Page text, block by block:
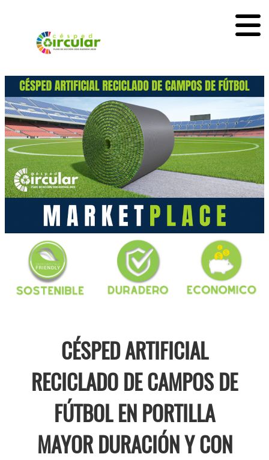
CÉSPED ARTIFICIAL
RECICLADO DE CAMPOS DE
FÚTBOL EN PORTILLA
MAYOR DURACIÓN Y CON